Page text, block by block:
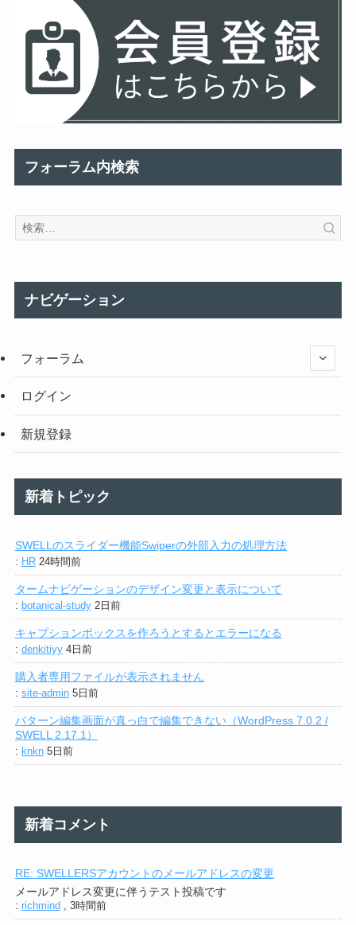
フォーラム内検索
ナビゲーション
フォーラム
ログイン
新規登録
新着トピック
SWELLのスライダー機能Swiperの外部入力の処理方法
: HR 24時間前
タームナビゲーションのデザイン変更と表示について
: botanical-study 2日前
キャプションボックスを作ろうとするとエラーになる
: denkitiyy 4日前
購入者専用ファイルが表示されません
: site-admin 5日前
パターン編集画面が真っ白で編集できない（WordPress 7.0.2 /
SWELL 2.17.1）
: knkn 5日前
新着コメント
RE: SWELLERSアカウントのメールアドレスの変更
メールアドレス変更に伴うテスト投稿です
: richmind, 3時間前